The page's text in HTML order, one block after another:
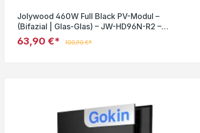
Jolywood 460W Full Black PV-Modul –
(Bifazial | Glas-Glas) – JW-HD96N-R2 –
Palettenpreis (37 Stk.) – Solar Panel
63,90 €* 100,90 €*